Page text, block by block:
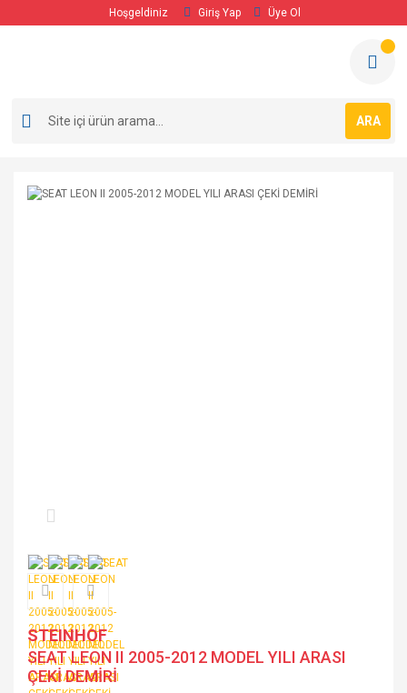
Hoşgeldiniz Giriş Yap Üye Ol
ARA
STEINHOF
SEAT LEON II 2005-2012 MODEL YILI ARASI
ÇEKİ DEMİRİ